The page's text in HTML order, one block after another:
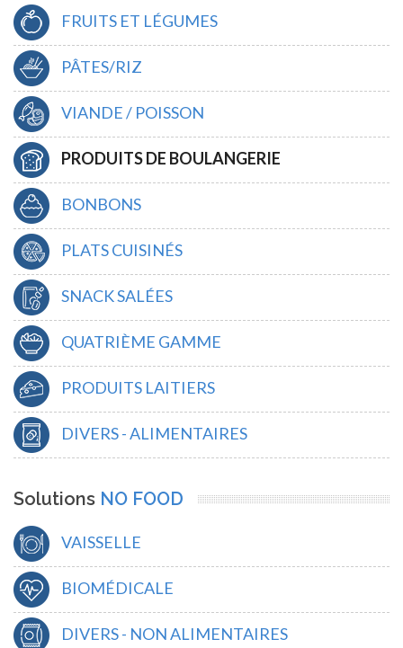
FRUITS ET LÉGUMES
PÂTES/RIZ
VIANDE / POISSON
PRODUITS DE BOULANGERIE
BONBONS
PLATS CUISINÉS
SNACK SALÉES
QUATRIÈME GAMME
PRODUITS LAITIERS
DIVERS - ALIMENTAIRES
Solutions NO FOOD
VAISSELLE
BIOMÉDICALE
DIVERS - NON ALIMENTAIRES